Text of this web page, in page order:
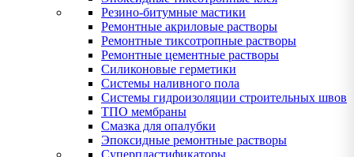
Резино-битумные мастики
Ремонтные акриловые растворы
Ремонтные тиксотропные растворы
Ремонтные цементные растворы
Силиконовые герметики
Системы наливного пола
Системы гидроизоляции строительных швов
ТПО мембраны
Смазка для опалубки
Эпоксидные ремонтные растворы
Суперпластификаторы